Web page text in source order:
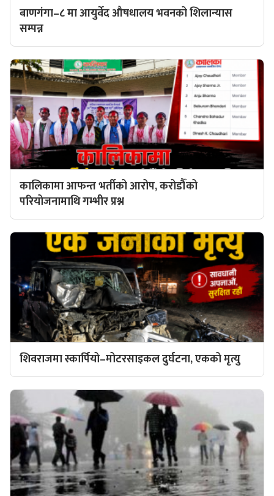
बाणगंगा–८ मा आयुर्वेद औषधालय भवनको शिलान्यास
सम्पन्न
कालिकामा आफन्त भर्तीको आरोप, करोडौँको
परियोजनामाथि गम्भीर प्रश्न
शिवराजमा स्कार्पियो–मोटरसाइकल दुर्घटना, एकको मृत्यु